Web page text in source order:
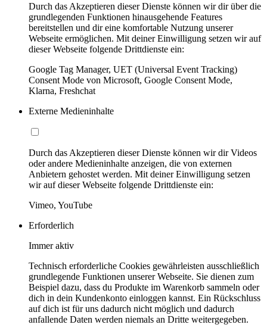
Durch das Akzeptieren dieser Dienste können wir dir über die
grundlegenden Funktionen hinausgehende Features
bereitstellen und dir eine komfortable Nutzung unserer
Webseite ermöglichen. Mit deiner Einwilligung setzen wir auf
dieser Webseite folgende Drittdienste ein:
Google Tag Manager, UET (Universal Event Tracking)
Consent Mode von Microsoft, Google Consent Mode,
Klarna, Freshchat
Externe Medieninhalte
Durch das Akzeptieren dieser Dienste können wir dir Videos
oder andere Medieninhalte anzeigen, die von externen
Anbietern gehostet werden. Mit deiner Einwilligung setzen
wir auf dieser Webseite folgende Drittdienste ein:
Vimeo, YouTube
Erforderlich
Immer aktiv
Technisch erforderliche Cookies gewährleisten ausschließlich
grundlegende Funktionen unserer Webseite. Sie dienen zum
Beispiel dazu, dass du Produkte im Warenkorb sammeln oder
dich in dein Kundenkonto einloggen kannst. Ein Rückschluss
auf dich ist für uns dadurch nicht möglich und dadurch
anfallende Daten werden niemals an Dritte weitergegeben.